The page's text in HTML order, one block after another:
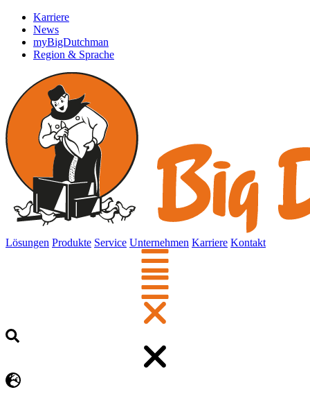
Karriere
News
myBigDutchman
Region & Sprache
Lösungen Produkte Service Unternehmen Karriere Kontakt